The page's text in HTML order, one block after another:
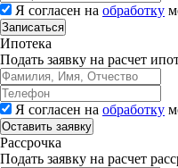
Я согласен на обработку
Записаться
Ипотека
Подать заявку на расчет
Я согласен на обработку
Рассрочка
Подать заявку на расчет